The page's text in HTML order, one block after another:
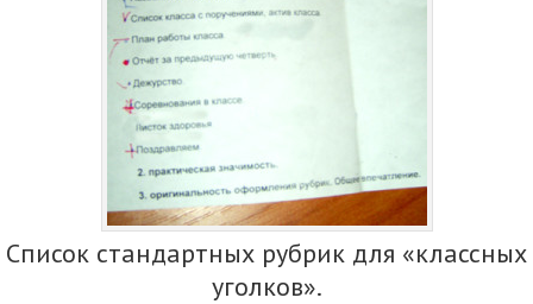
Список стандартных рубрик для «классных
уголков».